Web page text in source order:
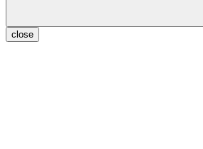
close